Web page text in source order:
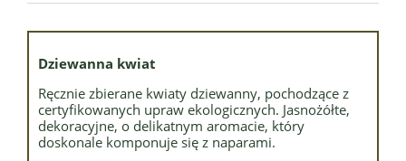
Dziewanna kwiat
Ręcznie zbierane kwiaty dziewanny, pochodzące z
certyfikowanych upraw ekologicznych. Jasnożółte,
dekoracyjne, o delikatnym aromacie, który
doskonale komponuje się z naparami.